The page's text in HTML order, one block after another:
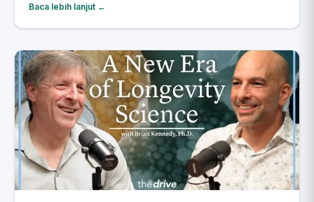
Baca lebih lanjut ←